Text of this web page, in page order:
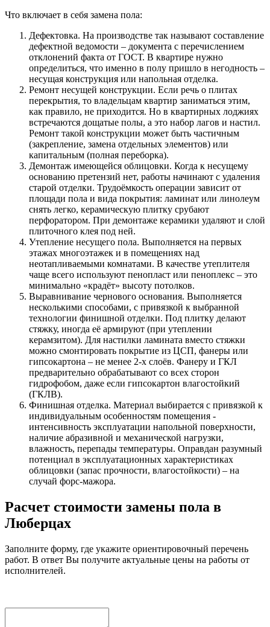
Что включает в себя замена пола:
Дефектовка. На производстве так называют составление
дефектной ведомости – документа с перечислением
отклонений факта от ГОСТ. В квартире нужно
определиться, что именно в полу пришло в негодность –
несущая конструкция или напольная отделка.
Ремонт несущей конструкции. Если речь о плитах
перекрытия, то владельцам квартир заниматься этим,
как правило, не приходится. Но в квартирных лоджиях
встречаются дощатые полы, а это набор лагов и настил.
Ремонт такой конструкции может быть частичным
(закрепление, замена отдельных элементов) или
капитальным (полная переборка).
Демонтаж имеющейся облицовки. Когда к несущему
основанию претензий нет, работы начинают с удаления
старой отделки. Трудоёмкость операции зависит от
площади пола и вида покрытия: ламинат или линолеум
снять легко, керамическую плитку срубают
перфоратором. При демонтаже керамики удаляют и слой
плиточного клея под ней.
Утепление несущего пола. Выполняется на первых
этажах многоэтажек и в помещениях над
неотапливаемыми комнатами. В качестве утеплителя
чаще всего используют пенопласт или пеноплекс – это
минимально «крадёт» высоту потолков.
Выравнивание чернового основания. Выполняется
несколькими способами, с привязкой к выбранной
технологии финишной отделки. Под плитку делают
стяжку, иногда её армируют (при утеплении
керамзитом). Для настилки ламината вместо стяжки
можно смонтировать покрытие из ЦСП, фанеры или
гипсокартона – не менее 2-х слоёв. Фанеру и ГКЛ
предварительно обрабатывают со всех сторон
гидрофобом, даже если гипсокартон влагостойкий
(ГКЛВ).
Финишная отделка. Материал выбирается с привязкой к
индивидуальным особенностям помещения -
интенсивность эксплуатации напольной поверхности,
наличие абразивной и механической нагрузки,
влажность, перепады температуры. Оправдан разумный
потенциал в эксплуатационных характеристиках
облицовки (запас прочности, влагостойкости) – на
случай форс-мажора.
Расчет стоимости замены пола в
Люберцах
Заполните форму, где укажите ориентировочный перечень
работ. В ответ Вы получите актуальные цены на работы от
исполнителей.